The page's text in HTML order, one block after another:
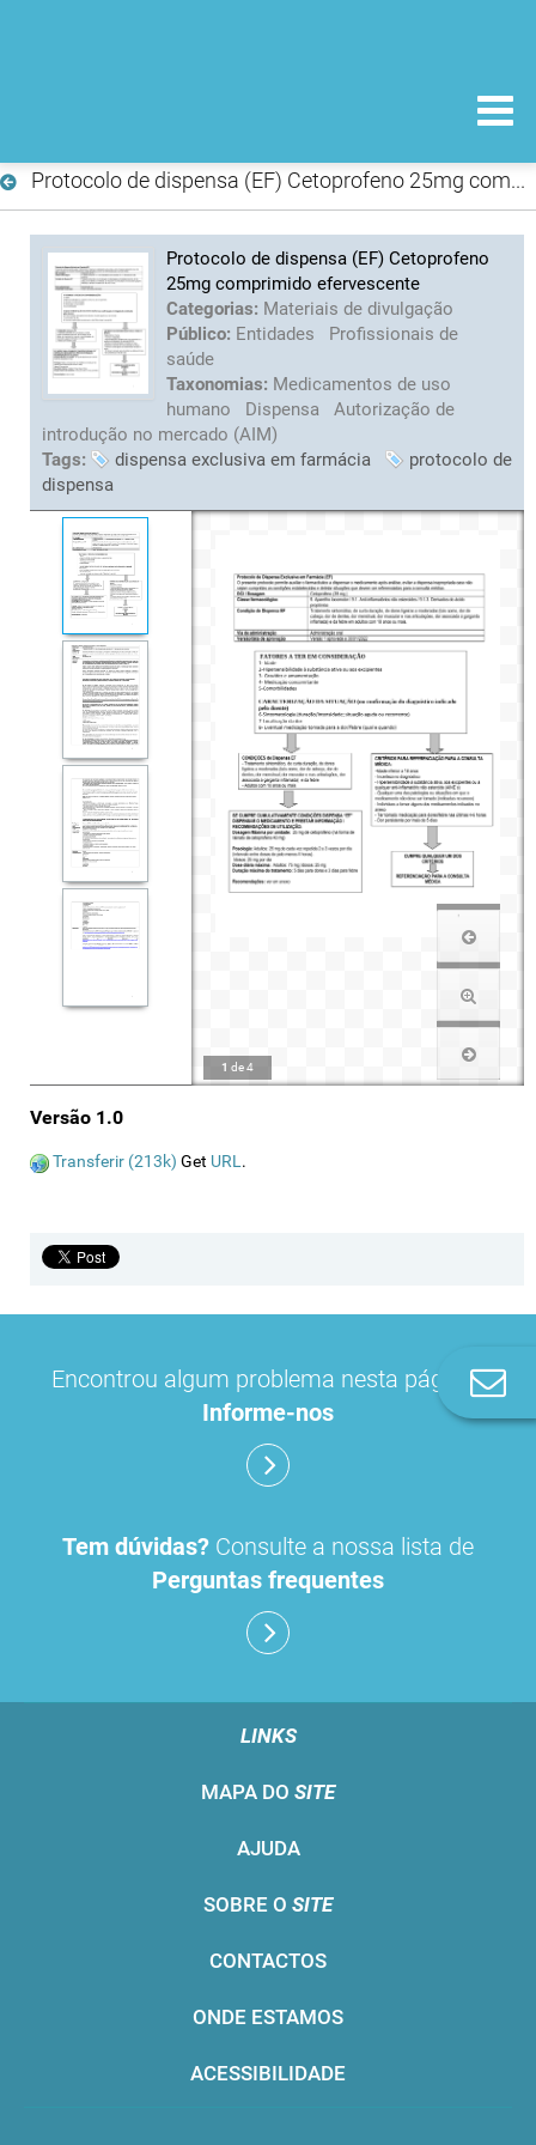
Protocolo de dispensa (EF) Cetoprofeno 25mg comprimido efervescente
Protocolo de dispensa (EF) Cetoprofeno
25mg comprimido efervescente
Categorias: Materiais de divulgação
Público: Entidades
Profissionais de
saúde
Taxonomias: Medicamentos de uso
humano
Dispensa
Autorização de
introdução no mercado (AIM)
Tags:
dispensa exclusiva em farmácia
protocolo de
dispensa
1 de4
Versão 1.0
Transferir (213k) Get URL.
Encontrou algum problema nesta página?
Informe-nos
Tem dúvidas? Consulte a nossa lista de
Perguntas frequentes
LINKS
MAPA DO SITE
AJUDA
SOBRE O SITE
CONTACTOS
ONDE ESTAMOS
ACESSIBILIDADE